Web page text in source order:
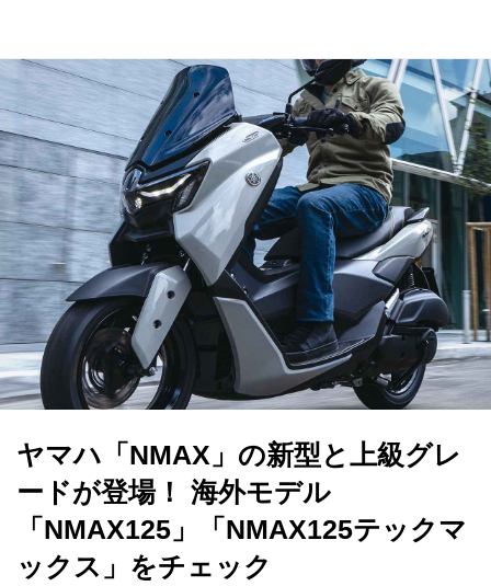
ヤマハ「NMAX」の新型と上級グレ
ードが登場！ 海外モデル
「NMAX125」「NMAX125テックマ
ックス」をチェック